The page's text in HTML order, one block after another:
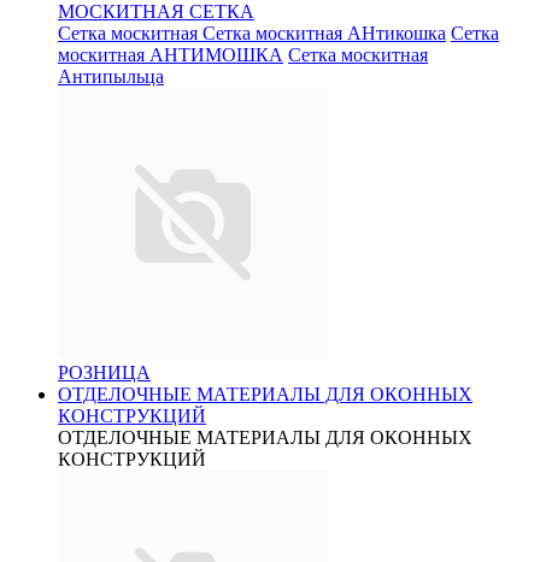
МОСКИТНАЯ СЕТКА
Сетка москитная Сетка москитная АНтикошка Сетка
москитная АНТИМОШКА Сетка москитная
Антипыльца
РОЗНИЦА
ОТДЕЛОЧНЫЕ МАТЕРИАЛЫ ДЛЯ ОКОННЫХ
КОНСТРУКЦИЙ
ОТДЕЛОЧНЫЕ МАТЕРИАЛЫ ДЛЯ ОКОННЫХ
КОНСТРУКЦИЙ